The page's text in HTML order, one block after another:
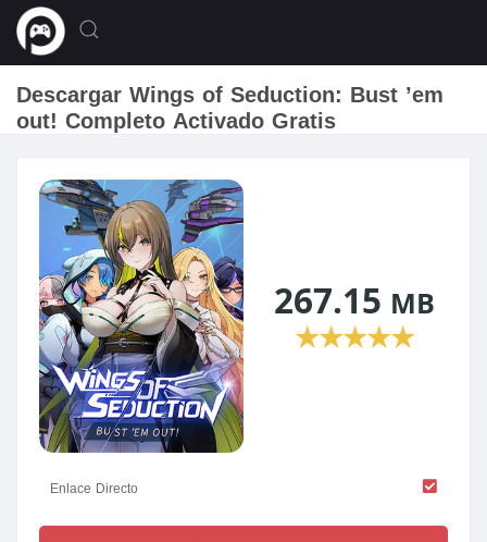
Descargar Wings of Seduction: Bust ’em
out! Completo Activado Gratis
267.15 MB
★★★★★
Enlace Directo